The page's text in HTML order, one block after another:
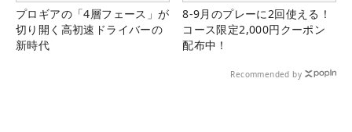
プロギアの「4層フェース」が
切り開く高初速ドライバーの
新時代
8-9月のプレーに2回使える！
コース限定2,000円クーポン
配布中！
Recommended by